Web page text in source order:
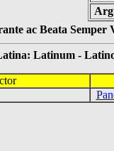
ac Beata
Latinum - Latino